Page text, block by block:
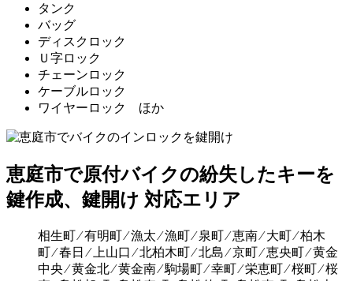
タンク
バッグ
ディスクロック
Ｕ字ロック
チェーンロック
ケーブルロック
ワイヤーロック ほか
恵庭市で原付バイクの紛失したキーを
鍵作成、鍵開け 対応エリア
相生町 ⁄ 有明町 ⁄ 漁太 ⁄ 漁町 ⁄ 泉町 ⁄ 恵南 ⁄ 大町 ⁄ 柏木
町 ⁄ 春日 ⁄ 上山口 ⁄ 北柏木町 ⁄ 北島 ⁄ 京町 ⁄ 恵央町 ⁄ 黄金
中央 ⁄ 黄金北 ⁄ 黄金南 ⁄ 駒場町 ⁄ 幸町 ⁄ 栄恵町 ⁄ 桜町 ⁄ 桜